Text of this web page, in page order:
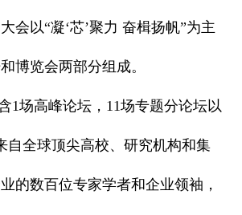
会以“凝‘芯’聚力 奋楫扬帆”为主
博览会两部分组成。
1场高峰论坛，11场专题分论坛以
自全球顶尖高校、研究机构和集
的数百位专家学者和企业领袖，